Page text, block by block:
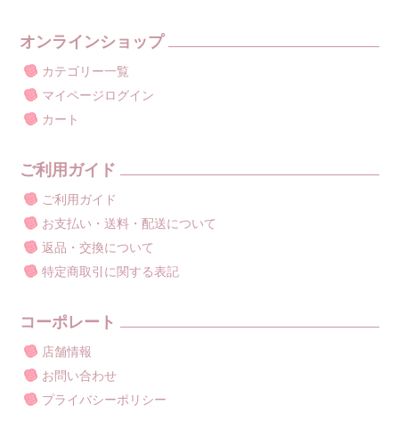
オンラインショップ
カテゴリー一覧
マイページログイン
カート
ご利用ガイド
ご利用ガイド
お支払い・送料・配送について
返品・交換について
特定商取引に関する表記
コーポレート
店舗情報
お問い合わせ
プライバシーポリシー